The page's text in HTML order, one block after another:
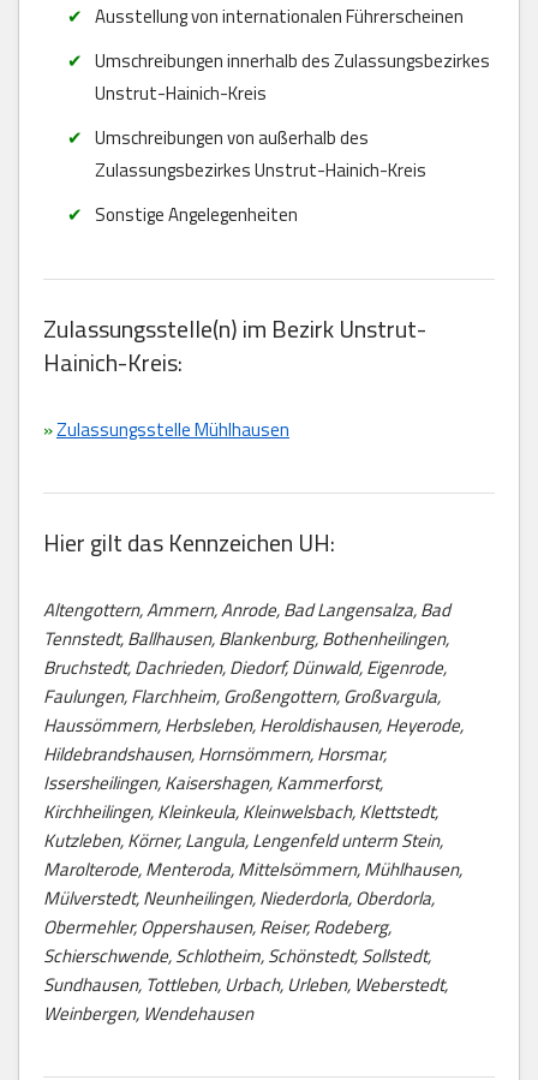
Ausstellung von internationalen Führerscheinen
Umschreibungen innerhalb des Zulassungsbezirkes
Unstrut-Hainich-Kreis
Umschreibungen von außerhalb des
Zulassungsbezirkes Unstrut-Hainich-Kreis
Sonstige Angelegenheiten
Zulassungsstelle(n) im Bezirk Unstrut-
Hainich-Kreis:
»Zulassungsstelle Mühlhausen
Hier gilt das Kennzeichen UH:
Altengottern, Ammern, Anrode, Bad Langensalza, Bad
Tennstedt, Ballhausen, Blankenburg, Bothenheilingen,
Bruchstedt, Dachrieden, Diedorf, Dünwald, Eigenrode,
Faulungen, Flarchheim, Großengottern, Großvargula,
Haussömmern, Herbsleben, Heroldishausen, Heyerode,
Hildebrandshausen, Hornsömmern, Horsmar,
Issersheilingen, Kaisershagen, Kammerforst,
Kirchheilingen, Kleinkeula, Kleinwelsbach, Klettstedt,
Kutzleben, Körner, Langula, Lengenfeld unterm Stein,
Marolterode, Menteroda, Mittelsömmern, Mühlhausen,
Mülverstedt, Neunheilingen, Niederdorla, Oberdorla,
Obermehler, Oppershausen, Reiser, Rodeberg,
Schierschwende, Schlotheim, Schönstedt, Sollstedt,
Sundhausen, Tottleben, Urbach, Urleben, Weberstedt,
Weinbergen, Wendehausen